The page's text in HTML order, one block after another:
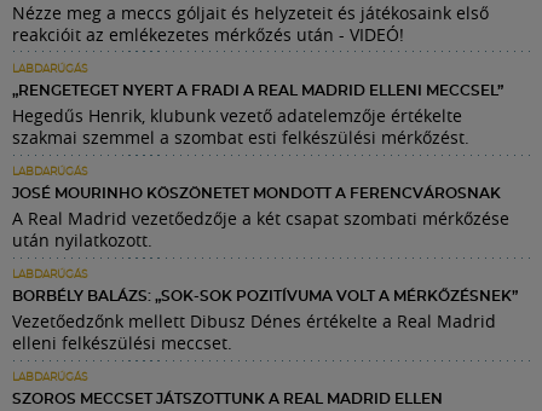
Nézze meg a meccs góljait és helyzeteit és játékosaink első
reakcióit az emlékezetes mérkőzés után - VIDEÓ!
LABDARÚGÁS
„RENGETEGET NYERT A FRADI A REAL MADRID ELLENI MECCSEL”
Hegedűs Henrik, klubunk vezető adatelemzője értékelte
szakmai szemmel a szombat esti felkészülési mérkőzést.
LABDARÚGÁS
JOSÉ MOURINHO KÖSZÖNETET MONDOTT A FERENCVÁROSNAK
A Real Madrid vezetőedzője a két csapat szombati mérkőzése
után nyilatkozott.
LABDARÚGÁS
BORBÉLY BALÁZS: „SOK-SOK POZITÍVUMA VOLT A MÉRKŐZÉSNEK”
Vezetőedzőnk mellett Dibusz Dénes értékelte a Real Madrid
elleni felkészülési meccset.
LABDARÚGÁS
SZOROS MECCSET JÁTSZOTTUNK A REAL MADRID ELLEN